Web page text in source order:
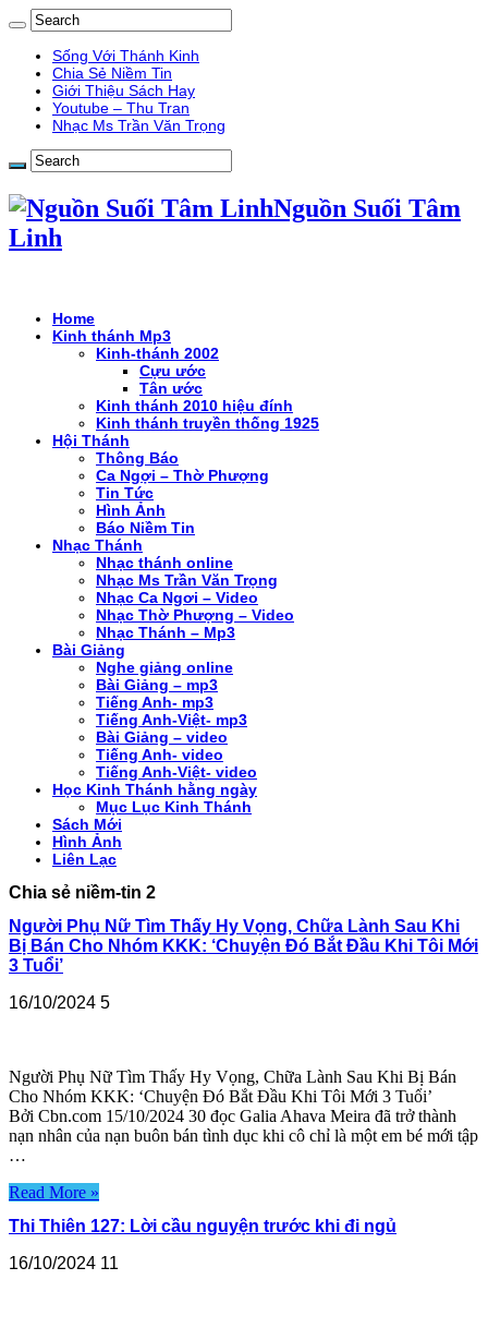
Sống Với Thánh Kinh
Chia Sẻ Niềm Tin
Giới Thiệu Sách Hay
Youtube – Thu Tran
Nhạc Ms Trần Văn Trọng
Nguồn Suối Tâm
Linh
Home
Kinh thánh Mp3
Kinh-thánh 2002
Cựu ước
Tân ước
Kinh thánh 2010 hiệu đính
Kinh thánh truyền thống 1925
Hội Thánh
Thông Báo
Ca Ngợi – Thờ Phượng
Tin Tức
Hình Ảnh
Báo Niềm Tin
Nhạc Thánh
Nhạc thánh online
Nhạc Ms Trần Văn Trọng
Nhạc Ca Ngơi – Video
Nhạc Thờ Phượng – Video
Nhạc Thánh – Mp3
Bài Giảng
Nghe giảng online
Bài Giảng – mp3
Tiếng Anh- mp3
Tiếng Anh-Việt- mp3
Bài Giảng – video
Tiếng Anh- video
Tiếng Anh-Việt- video
Học Kinh Thánh hằng ngày
Mục Lục Kinh Thánh
Sách Mới
Hình Ảnh
Liên Lạc
Chia sẻ niềm-tin 2
Người Phụ Nữ Tìm Thấy Hy Vọng, Chữa Lành Sau Khi
Bị Bán Cho Nhóm KKK: ‘Chuyện Đó Bắt Đầu Khi Tôi Mới
3 Tuổi’
16/10/2024 5
Người Phụ Nữ Tìm Thấy Hy Vọng, Chữa Lành Sau Khi Bị Bán
Cho Nhóm KKK: ‘Chuyện Đó Bắt Đầu Khi Tôi Mới 3 Tuổi’
Bởi Cbn.com 15/10/2024 30 đọc Galia Ahava Meira đã trở thành
nạn nhân của nạn buôn bán tình dục khi cô chỉ là một em bé mới tập
…
Read More »
Thi Thiên 127: Lời cầu nguyện trước khi đi ngủ
16/10/2024 11